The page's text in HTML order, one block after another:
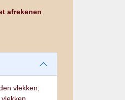
afrekenen
vlekken,